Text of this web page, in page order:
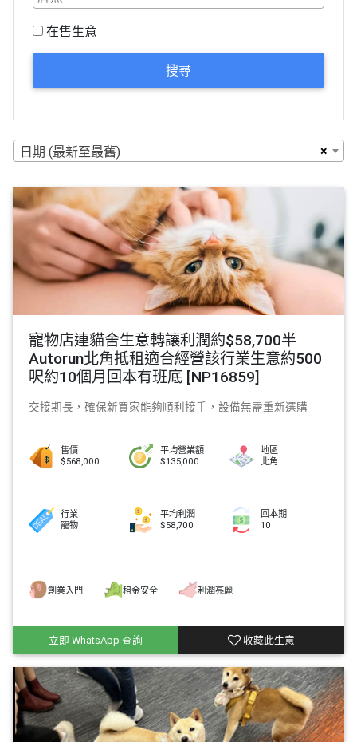
在售生意
搜尋
×
日期 (最新至最舊)
寵物店連貓舍生意轉讓利潤約$58,700半
Autorun北角抵租適合經營該行業生意約500
呎約10個月回本有班底 [NP16859]
交接期長，確保新買家能夠順利接手，設備無需重新選購
售價
$568,000
平均營業額
$135,000
地區
北角
行業
寵物
平均利潤
$58,700
回本期
10
創業入門 租金安全 利潤亮麗
立即 WhatsApp 查詢 收藏此生意